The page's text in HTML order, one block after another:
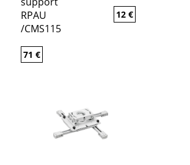
RPAU
/CMS115
71€
12 €